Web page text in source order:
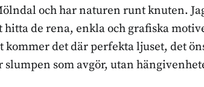
och har naturen runt knuten.
hitta de rena, enkla och grafiska
det där perfekta ljuset, det
som avgör, utan